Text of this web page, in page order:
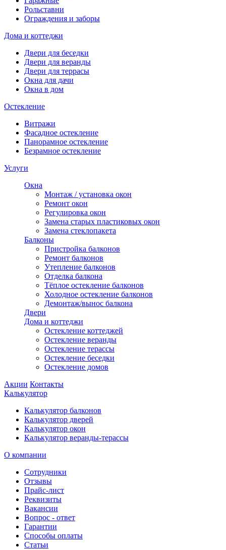
Рольставни
Ограждения и заборы
Дома и коттеджи
Двери для беседки
Двери для веранды
Двери для террасы
Окна для дачи
Окна в дом
Остекление
Витражи
Фасадное остекление
Панорамное остекление
Безрамное остекление
Услуги
Окна
Монтаж / установка окон
Ремонт окон
Регулировка окон
Замена старых пластиковых окон
Замена стеклопакета
Балконы
Пристройка балконов
Ремонт балконов
Утепление балконов
Отделка балкона
Тёплое остекление балконов
Холодное остекление балконов
Демонтаж/вынос балкона
Двери
Дома и коттеджи
Остекление коттеджей
Остекление веранды
Остекление терассы
Остекление беседки
Остекление домов
Акции Контакты
Калькулятор
Калькулятор балконов
Калькулятор дверей
Калькулятор окон
Калькулятор веранды-терассы
О компании
Сотрудники
Отзывы
Прайс-лист
Реквизиты
Вакансии
Вопрос - ответ
Гарантии
Способы оплаты
Статьи